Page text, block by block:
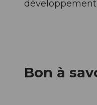
Bon à